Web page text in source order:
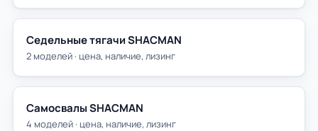
Седельные тягачи SHACMAN
2 моделей · цена, наличие, лизинг
Самосвалы SHACMAN
4 моделей · цена, наличие, лизинг